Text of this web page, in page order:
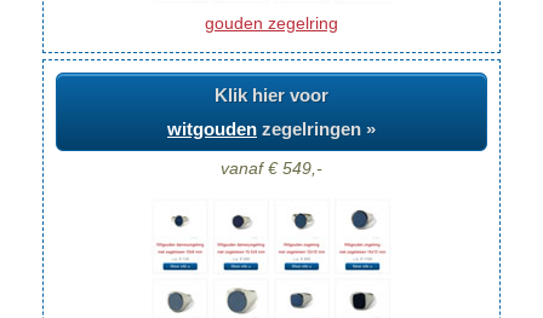
gouden zegelring
Klik hier voor
witgouden zegelringen »
vanaf € 549,-